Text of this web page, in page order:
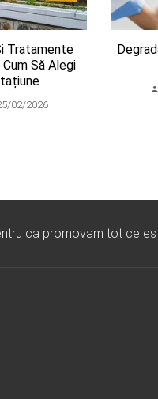
Tratamente
Să Alegi
02/2026
ca promovam tot ce